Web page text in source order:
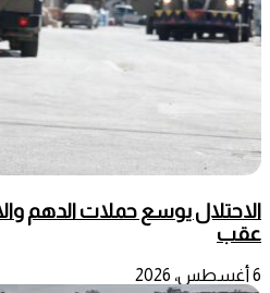
الاحتلال يوسع حملات الدهم
عقب
6 أغسطس، 2026